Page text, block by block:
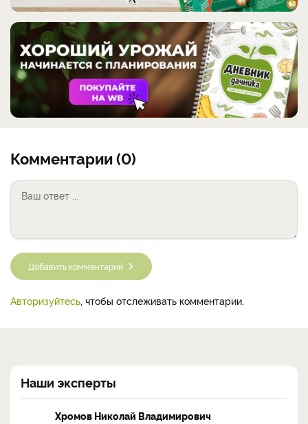
Комментарии (0)
Добавить комментарий
Авторизуйтесь, чтобы отслеживать комментарии.
Наши эксперты
Хромов Николай Владимирович